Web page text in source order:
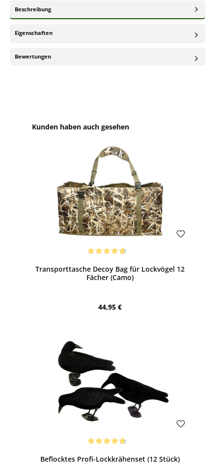
Beschreibung
Eigenschaften
Bewertungen
Produktgalerie überspringen
Kunden haben auch gesehen
Transporttasche Decoy Bag für Lockvögel 12
Fächer (Camo)
Regulärer Preis:
44,95 €
Beflocktes Profi-Lockkrähenset (12 Stück)